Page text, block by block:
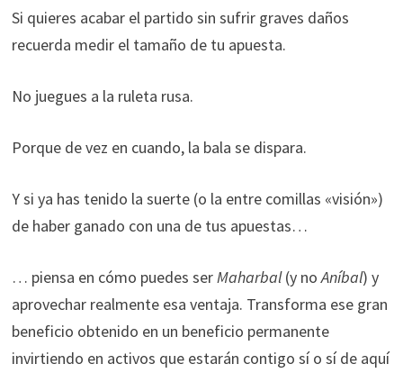
Si quieres acabar el partido sin sufrir graves daños
recuerda medir el tamaño de tu apuesta.
No juegues a la ruleta rusa.
Porque de vez en cuando, la bala se dispara.
Y si ya has tenido la suerte (o la entre comillas «visión»)
de haber ganado con una de tus apuestas…
… piensa en cómo puedes serMaharbal(y noAníbal) y
aprovechar realmente esa ventaja. Transforma ese gran
beneficio obtenido en un beneficio permanente
invirtiendo en activos que estarán contigo sí o sí de aquí